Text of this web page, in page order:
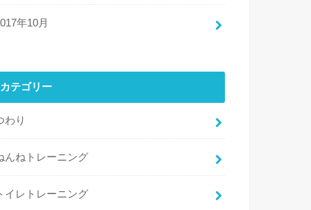
年10月
カテゴリー
わり
んねトレーニング
イレトレーニング